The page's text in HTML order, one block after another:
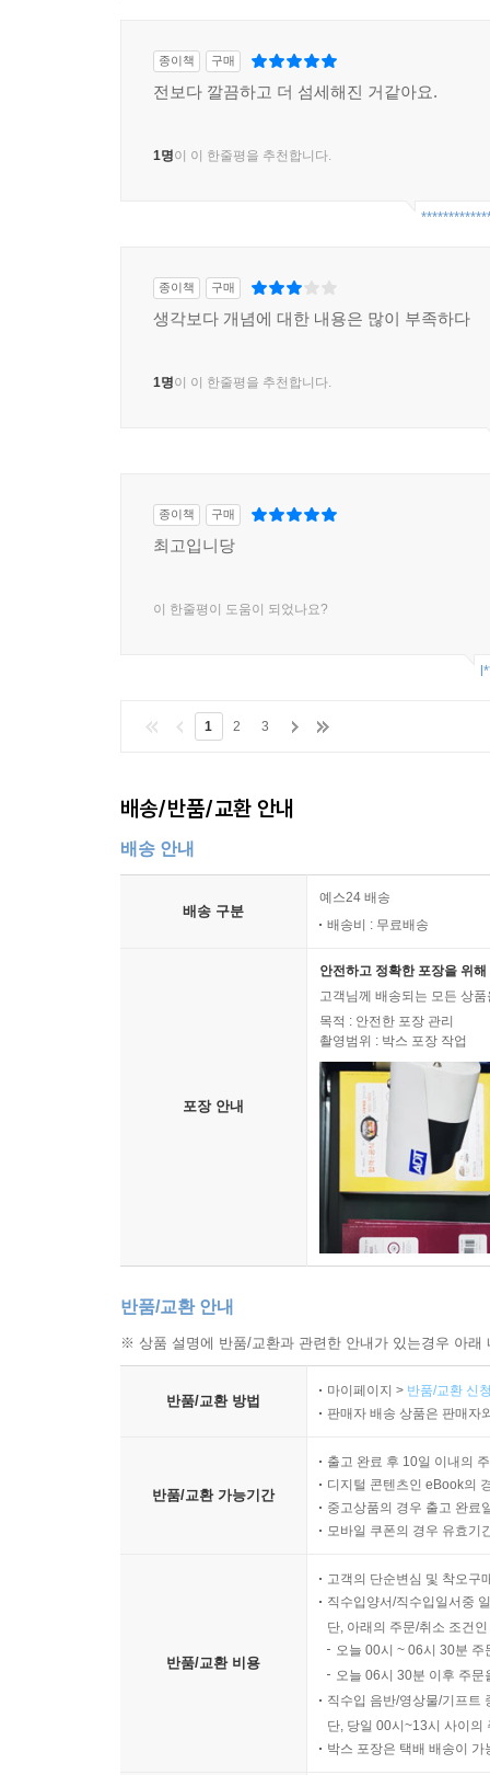
종이책 구매
전보다 깔끔하고 더 섬세해진 거같아요.
1명이 이 한줄평을 추천합니다.
종이책 구매
생각보다 개념에 대한 내용은 많이 부족하다
1명이 이 한줄평을 추천합니다.
종이책 구매
최고입니당
이 한줄평이 도움이 되었나요?
1 2 3
배송/반품/교환 안내
배송 안내
배송 구분
예스24 배송
배송비 : 무료배송
포장 안내
안전하고 정확한 포장을 위
고객님께 배송되는 모든 상
목적 : 안전한 포장 관리
촬영범위 : 박스 포장 작업
반품/교환 안내
※ 상품 설명에 반품/교환과 관련한 안내가 있는경우 아
반품/교환 방법
마이페이지 > 반품/교환 신
판매자 배송 상품은 판매자
반품/교환 가능기간
출고 완료 후 10일 이내의
디지털 콘텐츠인 eBook의
중고상품의 경우 출고 완료
모바일 쿠폰의 경우 유효기
반품/교환 비용
고객의 단순변심 및 착오구
직수입양서/직수입일서중
단, 아래의 주문/취소 조건
오늘 00시 ~ 06시 30분
오늘 06시 30분 이후 주
직수입 음반/영상물/기프트
단, 당일 00시~13시 사이의
박스 포장은 택배 배송이